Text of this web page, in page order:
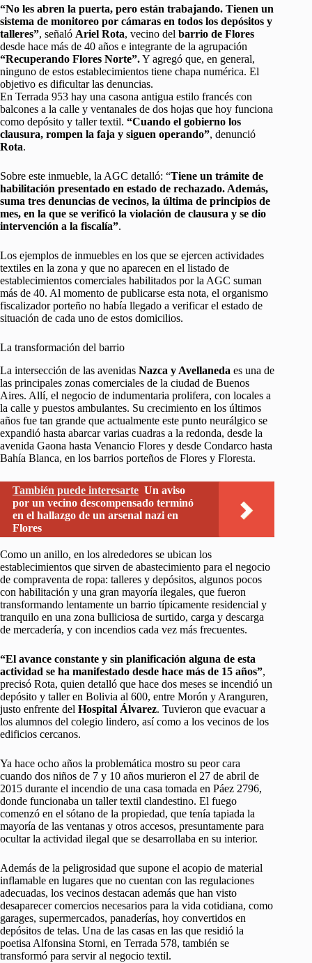
“No les abren la puerta, pero están trabajando. Tienen un
sistema de monitoreo por cámaras en todos los depósitos y
talleres”, señaló Ariel Rota, vecino del barrio de Flores
desde hace más de 40 años e integrante de la agrupación
“Recuperando Flores Norte”.Y agregó que, en general,
ninguno de estos establecimientos tiene chapa numérica. El
objetivo es dificultar las denuncias.
En Terrada 953 hay una casona antigua estilo francés con
balcones a la calle y ventanales de dos hojas que hoy funciona
como depósito y taller textil. “Cuando el gobierno los
clausura, rompen la faja y siguen operando”, denunció
Rota.
Sobre este inmueble, la AGC detalló: “Tiene un trámite de
habilitación presentado en estado de rechazado. Además,
suma tres denuncias de vecinos, la última de principios de
mes, en la que se verificó la violación de clausura y se dio
intervención a la fiscalía”.
Los ejemplos de inmuebles en los que se ejercen actividades
textiles en la zona y que no aparecen en el listado de
establecimientos comerciales habilitados por la AGC suman
más de 40. Al momento de publicarse esta nota, el organismo
fiscalizador porteño no había llegado a verificar el estado de
situación de cada uno de estos domicilios.
La transformación del barrio
La intersección de las avenidas Nazca y Avellaneda es una de
las principales zonas comerciales de la ciudad de Buenos
Aires. Allí, el negocio de indumentaria prolifera, con locales a
la calle y puestos ambulantes. Su crecimiento en los últimos
años fue tan grande que actualmente este punto neurálgico se
expandió hasta abarcar varias cuadras a la redonda, desde la
avenida Gaona hasta Venancio Flores y desde Condarco hasta
Bahía Blanca, en los barrios porteños de Flores y Floresta.
También puede interesarte Un aviso
por un vecino descompensado terminó
en el hallazgo de un arsenal nazi en
Flores
Como un anillo, en los alrededores se ubican los
establecimientos que sirven de abastecimiento para el negocio
de compraventa de ropa: talleres y depósitos, algunos pocos
con habilitación y una gran mayoría ilegales, que fueron
transformando lentamente un barrio típicamente residencial y
tranquilo en una zona bulliciosa de surtido, carga y descarga
de mercadería, y con incendios cada vez más frecuentes.
“El avance constante y sin planificación alguna de esta
actividad se ha manifestado desde hace más de 15 años”,
precisó Rota, quien detalló que hace dos meses se incendió un
depósito y taller en Bolivia al 600, entre Morón y Aranguren,
justo enfrente del Hospital Álvarez. Tuvieron que evacuar a
los alumnos del colegio lindero, así como a los vecinos de los
edificios cercanos.
Ya hace ocho años la problemática mostro su peor cara
cuando dos niños de 7 y 10 años murieron el 27 de abril de
2015 durante el incendio de una casa tomada en Páez 2796,
donde funcionaba un taller textil clandestino. El fuego
comenzó en el sótano de la propiedad, que tenía tapiada la
mayoría de las ventanas y otros accesos, presuntamente para
ocultar la actividad ilegal que se desarrollaba en su interior.
Además de la peligrosidad que supone el acopio de material
inflamable en lugares que no cuentan con las regulaciones
adecuadas, los vecinos destacan además que han visto
desaparecer comercios necesarios para la vida cotidiana, como
garages, supermercados, panaderías, hoy convertidos en
depósitos de telas. Una de las casas en las que residió la
poetisa Alfonsina Storni, en Terrada 578, también se
transformó para servir al negocio textil.